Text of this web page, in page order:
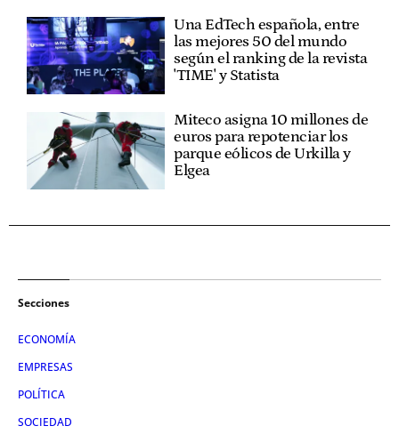
Una EdTech española, entre
las mejores 50 del mundo
según el ranking de la revista
'TIME' y Statista
Miteco asigna 10 millones de
euros para repotenciar los
parque eólicos de Urkilla y
Elgea
Secciones
ECONOMÍA
EMPRESAS
POLÍTICA
SOCIEDAD